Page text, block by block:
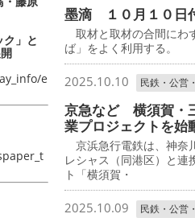
」と
e
墨滴 １０月１０日
取材と取材の合間にわ
ば」をよく利用する。
2025.10.10 民鉄・公営
京急など 横須賀・
業プロジェクトを始
京浜急行電鉄は、神奈
レシャス（同港区）と連
ト「横須賀・
2025.10.09 民鉄・公営